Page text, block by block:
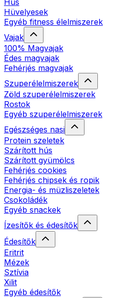
Hús
Hüvelyesek
Egyéb fitness élelmiszerek
Vajak
100% Magvajak
Édes magvajak
Fehérjés magvajak
Szuperélelmiszerek
Zöld szuperélelmiszerek
Rostok
Egyéb szuperélelmiszerek
Egészséges nasi
Protein szeletek
Szárított hús
Szárított gyümölcs
Fehérjés cookies
Fehérjés chipsek és ropik
Energia- és müzliszeletek
Csokoládék
Egyéb snackek
Ízesítők és édesítők
Édesítők
Eritrit
Mézek
Sztívia
Xilit
Egyéb édesítők